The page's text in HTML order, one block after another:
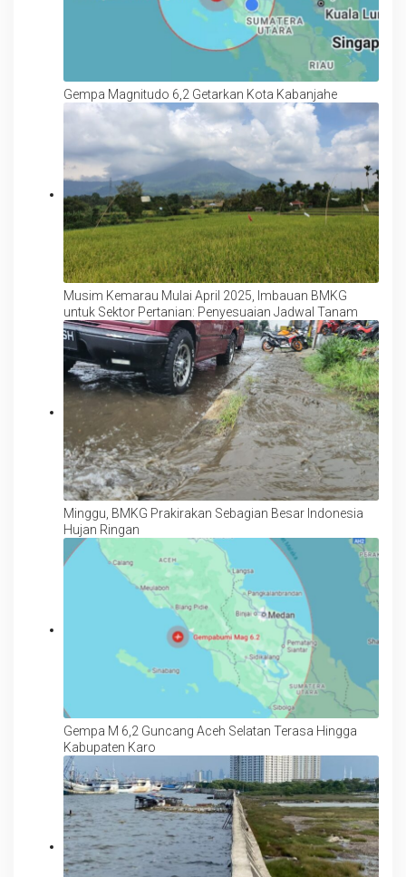
Gempa Magnitudo 6,2 Getarkan Kota Kabanjahe
Musim Kemarau Mulai April 2025, Imbauan BMKG
untuk Sektor Pertanian: Penyesuaian Jadwal Tanam
Minggu, BMKG Prakirakan Sebagian Besar Indonesia
Hujan Ringan
Gempa M 6,2 Guncang Aceh Selatan Terasa Hingga
Kabupaten Karo